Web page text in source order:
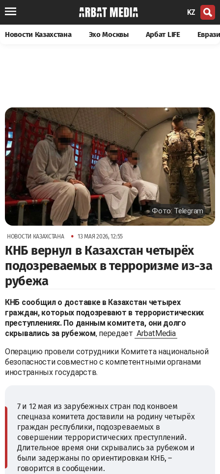
KZ
Новости Казахстана Эхо Москвы Арбат LIFE
Фото: Telegram
НОВОСТИ КАЗАХСТАНА • 13 МАЯ 2026, 12:55
КНБ вернул в Казахстан четырёх
подозреваемых в терроризме из-за
рубежа
КНБ сообщил о доставке в Казахстан четырех
граждан, которых подозревают в террористических
преступлениях. По данным комитета, они долго
скрывались за рубежом, передает ArbatMedia
Операцию провели сотрудники Комитета национальной
безопасности совместно с компетентными органами
иностранных государств.
7 и 12 мая из зарубежных стран под конвоем
спецназа комитета доставили на родину четырёх
граждан республики, подозреваемых в
совершении террористических преступлений.
Длительное время они скрывались за рубежом и
были задержаны по ориентировкам КНБ, –
говорится в сообщении.